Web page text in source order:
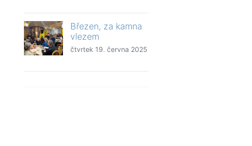
Březen, za kamna
vlezem
čtvrtek 19. června 2025